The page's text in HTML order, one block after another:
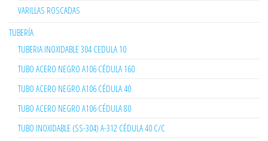
VARILLAS ROSCADAS
TUBERÍA
TUBERIA INOXIDABLE 304 CEDULA 10
TUBO ACERO NEGRO A106 CÉDULA 160
TUBO ACERO NEGRO A106 CÉDULA 40
TUBO ACERO NEGRO A106 CÉDULA 80
TUBO INOXIDABLE (SS-304) A-312 CÉDULA 40 C/C